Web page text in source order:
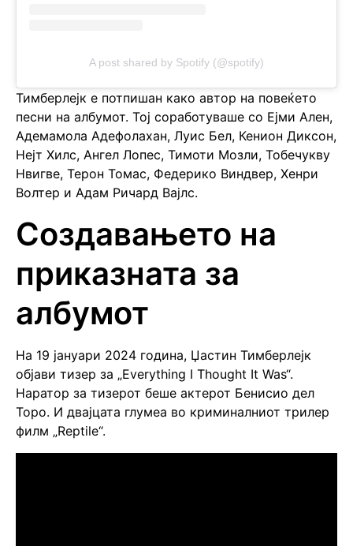
A post shared by Spotify (@spotify)
Тимберлејк е потпишан како автор на повеќето
песни на албумот. Тој соработуваше со Ејми Ален,
Адемамола Адефолахан, Луис Бел, Кенион Диксон,
Нејт Хилс, Ангел Лопес, Тимоти Мозли, Тобечукву
Нвигве, Терон Томас, Федерико Виндвер, Хенри
Волтер и Адам Ричард Вајлс.
Создавањето на
приказната за
албумот
На 19 јануари 2024 година, Џастин Тимберлејк
објави тизер за „Everything I Thought It Was“.
Наратор за тизерот беше актерот Бенисио дел
Торо. И двајцата глумеа во криминалниот трилер
филм „Reptile“.